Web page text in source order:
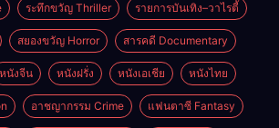
ระทึกขวัญ Thriller รายการบันเทิง–วาไรตี้
สยองขวัญ Horror สารคดี Documentary
หนังจีน หนังฝรั่ง หนังเอเชีย หนังไทย
อาชญากรรม Crime แฟนตาซี Fantasy